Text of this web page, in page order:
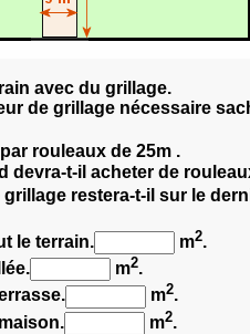
avec du grillage.
de grillage nécessaire
rouleaux de 25m .
devra-t-il acheter de
restera-t-il sur le
le terrain. m2.
m2.
m2.
m2.